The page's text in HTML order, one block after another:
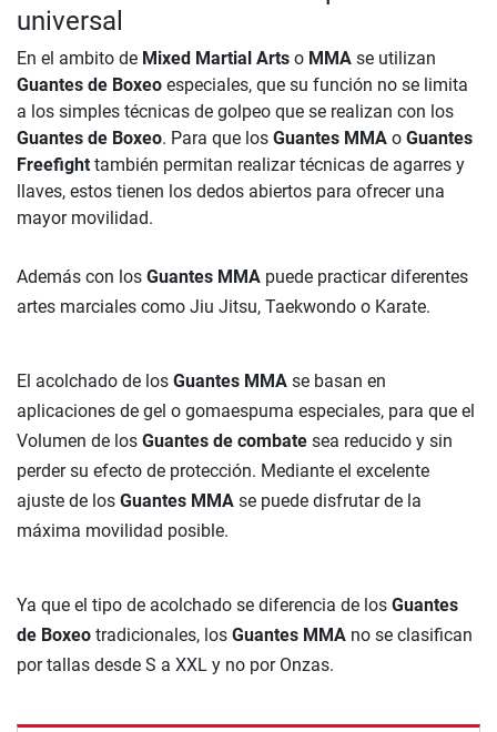
universal
En el ambito de Mixed Martial Arts o MMA se utilizan
Guantes de Boxeo especiales, que su función no se limita
a los simples técnicas de golpeo que se realizan con los
Guantes de Boxeo. Para que los Guantes MMA o Guantes
Freefight también permitan realizar técnicas de agarres y
llaves, estos tienen los dedos abiertos para ofrecer una
mayor movilidad.
Además con los Guantes MMA puede practicar diferentes
artes marciales como Jiu Jitsu, Taekwondo o Karate.
El acolchado de los Guantes MMA se basan en
aplicaciones de gel o gomaespuma especiales, para que el
Volumen de los Guantes de combate sea reducido y sin
perder su efecto de protección. Mediante el excelente
ajuste de los Guantes MMA se puede disfrutar de la
máxima movilidad posible.
Ya que el tipo de acolchado se diferencia de los Guantes
de Boxeo tradicionales, los Guantes MMA no se clasifican
por tallas desde S a XXL y no por Onzas.